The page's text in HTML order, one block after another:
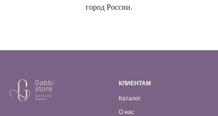
город России.
КЛИЕНТАМ
Каталог
О нас